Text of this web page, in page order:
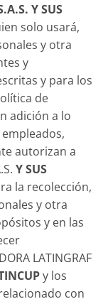
Y SUS
solo usará,
y otra
y
y para los
de
adición a lo
autorizan a
Y SUS
la recolección,
y otra
y en las
LATINGRAF
y los
con